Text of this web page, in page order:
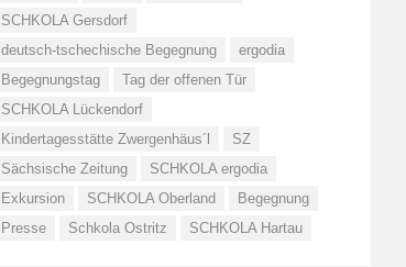
SCHKOLA Gersdorf
deutsch-tschechische Begegnung
ergodia
Begegnungstag
Tag der offenen Tür
SCHKOLA Lückendorf
Kindertagesstätte Zwergenhäus´l
SZ
Sächsische Zeitung
SCHKOLA ergodia
Exkursion
SCHKOLA Oberland
Begegnung
Presse
Schkola Ostritz SCHKOLA Hartau